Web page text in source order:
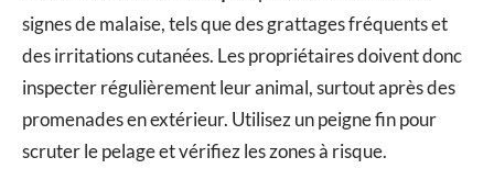
signes de malaise, tels que des grattages fréquents et
des irritations cutanées. Les propriétaires doivent donc
inspecter régulièrement leur animal, surtout après des
promenades en extérieur. Utilisez un peigne fin pour
scruter le pelage et vérifiez les zones à risque.